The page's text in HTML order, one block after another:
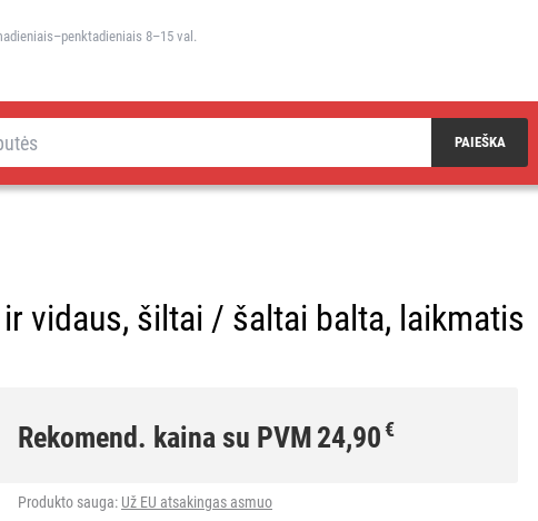
8–15 val.
PAIEŠKA
vidaus, šiltai / šaltai balta, laikmatis
Rekomend. kaina su PVM 24,90€
Produkto sauga: Už EU atsakingas asmuo